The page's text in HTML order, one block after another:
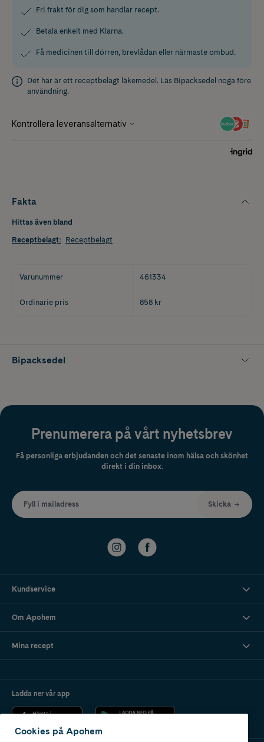
Fri frakt för dig som handlar recept.
Betala enkelt med Klarna.
Få medicinen till dörren, brevlådan eller närmaste ombud.
Det här är ett receptbelagt läkemedel. Läs Bipacksedel noga före
användning.
Fakta
Hittas även bland
Receptbelagt: Receptbelagt
Varunummer 461334
Ordinarie pris 858 kr
Bipacksedel
Prenumerera på vårt nyhetsbrev
Få personliga erbjudanden och det senaste inom hälsa och skönhet
direkt i din inbox.
Fyll i mailadress Skicka
Kundservice
Om Apohem
Mina recept
Ladda ner vår app
Cookies på Apohem